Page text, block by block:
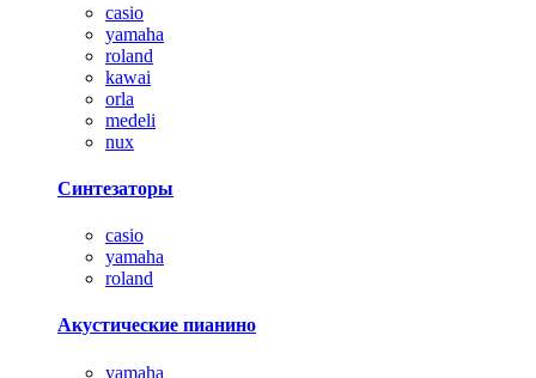
casio
yamaha
roland
kawai
orla
medeli
nux
Синтезаторы
casio
yamaha
roland
Акустические пианино
yamaha